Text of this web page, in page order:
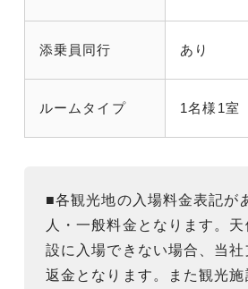
添乗員同行 あり
ルームタイプ 1名様1室
■各観光地の入場料金表記が
人・一般料金となります。
設に入場できない場合、当
返金となります。また観光施